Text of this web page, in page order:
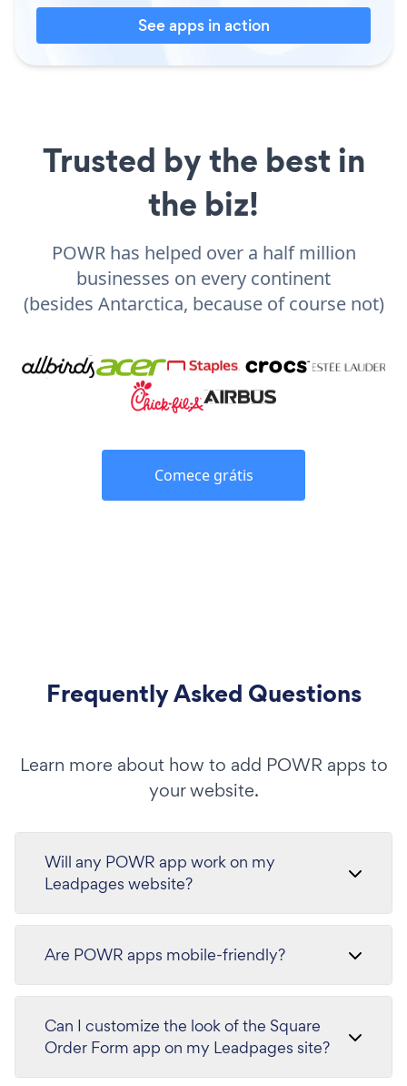
See apps in action
Trusted by the best in
the biz!
POWR has helped over a half million
businesses on every continent
(besides Antarctica, because of course not)
Comece grátis
Frequently Asked Questions
Learn more about how to add POWR apps to
your website.
Will any POWR app work on my
Leadpages website?
Are POWR apps mobile-friendly?
Can I customize the look of the Square
Order Form app on my Leadpages site?